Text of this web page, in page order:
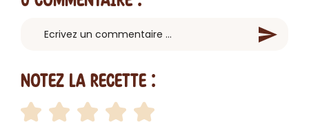
Notez la recette :